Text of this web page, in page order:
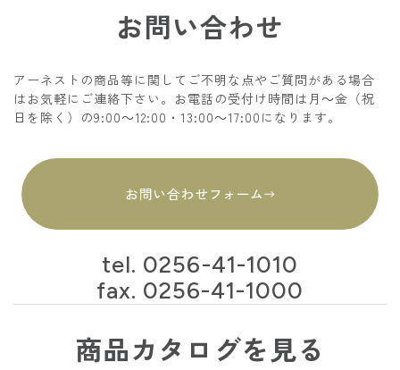
お問い合わせ
アーネストの商品等に関してご不明な点やご質問がある場合
はお気軽にご連絡下さい。お電話の受付け時間は月～金（祝
日を除く）の9:00～12:00・13:00～17:00になります。
お問い合わせフォーム
tel. 0256-41-1010
fax. 0256-41-1000
商品カタログを見る